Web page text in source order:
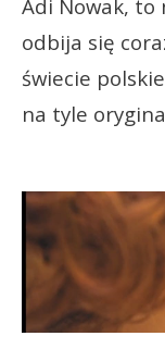
Adi Nowak, to
odbija się
świecie
na tyle